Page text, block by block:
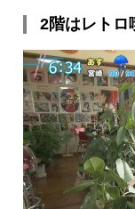
2階はレトロ